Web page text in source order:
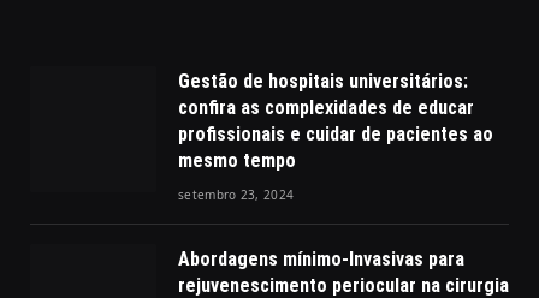
Gestão de hospitais universitários:
confira as complexidades de educar
profissionais e cuidar de pacientes ao
mesmo tempo
setembro 23, 2024
Abordagens mínimo-Invasivas para
rejuvenescimento periocular na cirurgia